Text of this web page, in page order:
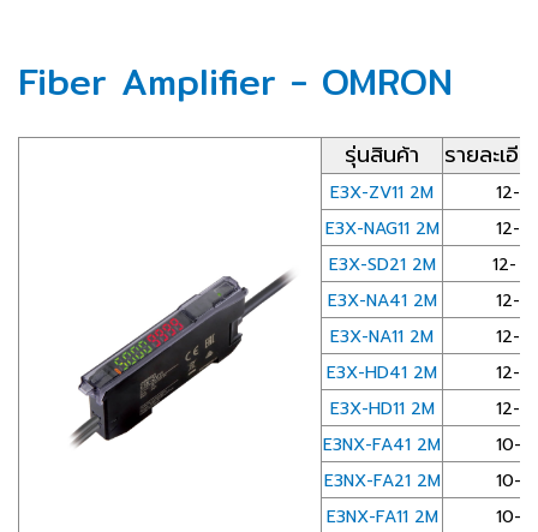
Fiber Amplifier - OMRON
รุ่นสินค้า รายละเ
E3X-ZV11 2M
12-
E3X-NAG11 2M
12-
E3X-SD21 2M
12-
E3X-NA41 2M
12-
E3X-NA11 2M
12-
E3X-HD41 2M
12-
E3X-HD11 2M
12-
E3NX-FA41 2M
10-
E3NX-FA21 2M
10-
E3NX-FA11 2M
10-